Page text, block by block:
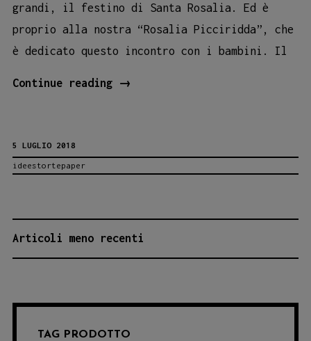
grandi, il festino di Santa Rosalia. Ed è
proprio alla nostra “Rosalia Picciridda”, che
è dedicato questo incontro con i bambini. Il
Continue reading
Rosalia
da
Dudi!
→
5 LUGLIO 2018
ideestortepaper
NAVIGAZIONE
ARTICOLI
Articoli meno recenti
TAG PRODOTTO